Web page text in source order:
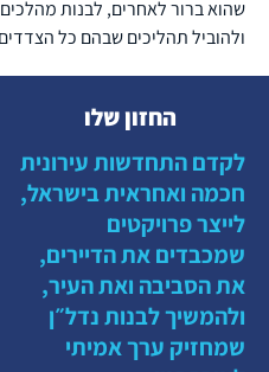
שהוא ברור לאחרים, לבנות
ולהוביל תהליכים שבהם כל
החזון שלו
לקדם התחדשות עירונית
חכמה ואחראית בישראל,
לייצר פרויקטים
שמכבדים את הדיירים,
את הסביבה ואת העיר,
ולהמשיך לבנות נדל״ן
שמחזיק ערך אמיתי